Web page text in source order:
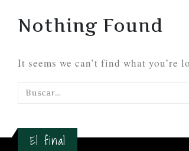
Nothing Found
It seems we can’t find what you’re
El final